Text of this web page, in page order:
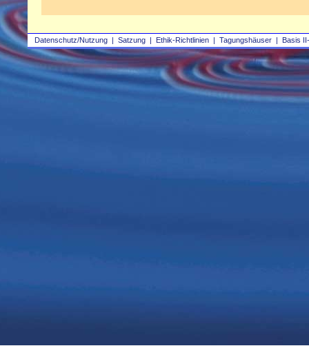
Datenschutz/Nutzung | Satzung | Ethik-Richtlinien | Tagungshäuser | Basis